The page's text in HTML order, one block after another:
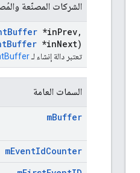
الشركات المصنّعة
Buffer *inPrev,
Buffer *inNext)
تعتبر دالة إنشاء لـ
السمات العامة
mBuffer
mEventIdCounter